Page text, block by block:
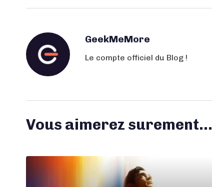
GeekMeMore
Le compte officiel du Blog !
Vous aimerez surement...